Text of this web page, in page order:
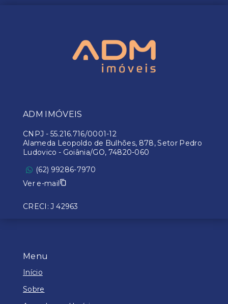
Menu
Início
Sobre
ADM IMÓVEIS
CNPJ - 55.216.716/0001-12
Alameda Leopoldo de Bulhões, 878, Setor Pedro
Ludovico - Goiânia/GO, 74820-060
(62) 99286-7970
Ver e-mail
CRECI: J 42963